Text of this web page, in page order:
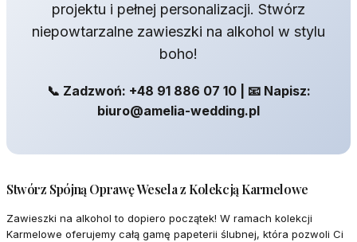
projektu i pełnej personalizacji. Stwórz
niepowtarzalne zawieszki na alkohol w stylu
boho!
📞 Zadzwoń: +48 91 886 07 10 | 📧 Napisz:
biuro@amelia-wedding.pl
Stwórz Spójną Oprawę Wesela z Kolekcją Karmelowe
Zawieszki na alkohol to dopiero początek! W ramach kolekcji
Karmelowe oferujemy całą gamę papeterii ślubnej, która pozwoli Ci